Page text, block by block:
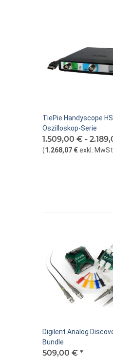
TiePie Handyscope
Oszilloskop-Serie
1.509,00 € -
(1.268,07 €exkl. MwSt.
Digilent Analog
Bundle
509,00 € *